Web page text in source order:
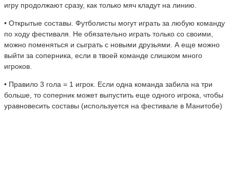
игру продолжают сразу, как только мяч кладут на линию.
• Открытые составы. Футболисты могут играть за любую команду
по ходу фестиваля. Не обязательно играть только со своими,
можно поменяться и сыграть с новыми друзьями. А еще можно
выйти за соперника, если в твоей команде слишком много
игроков.
• Правило 3 гола = 1 игрок. Если одна команда забила на три
больше, то соперник может выпустить еще одного игрока, чтобы
уравновесить составы (используется на фестивале в Манитобе)